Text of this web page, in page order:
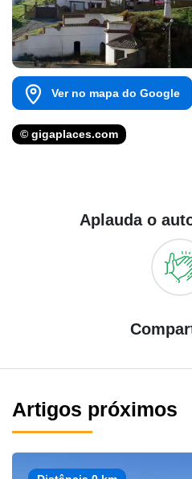
Ver no mapa do Google
© gigaplaces.com
Aplauda o
Artigos próximos